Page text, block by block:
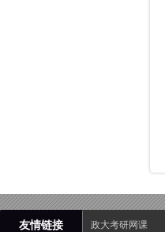
友情链接 政大考研网课